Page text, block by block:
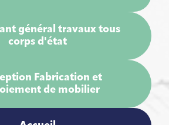
général travaux tous
corps d'état
Fabrication et
de mobilier